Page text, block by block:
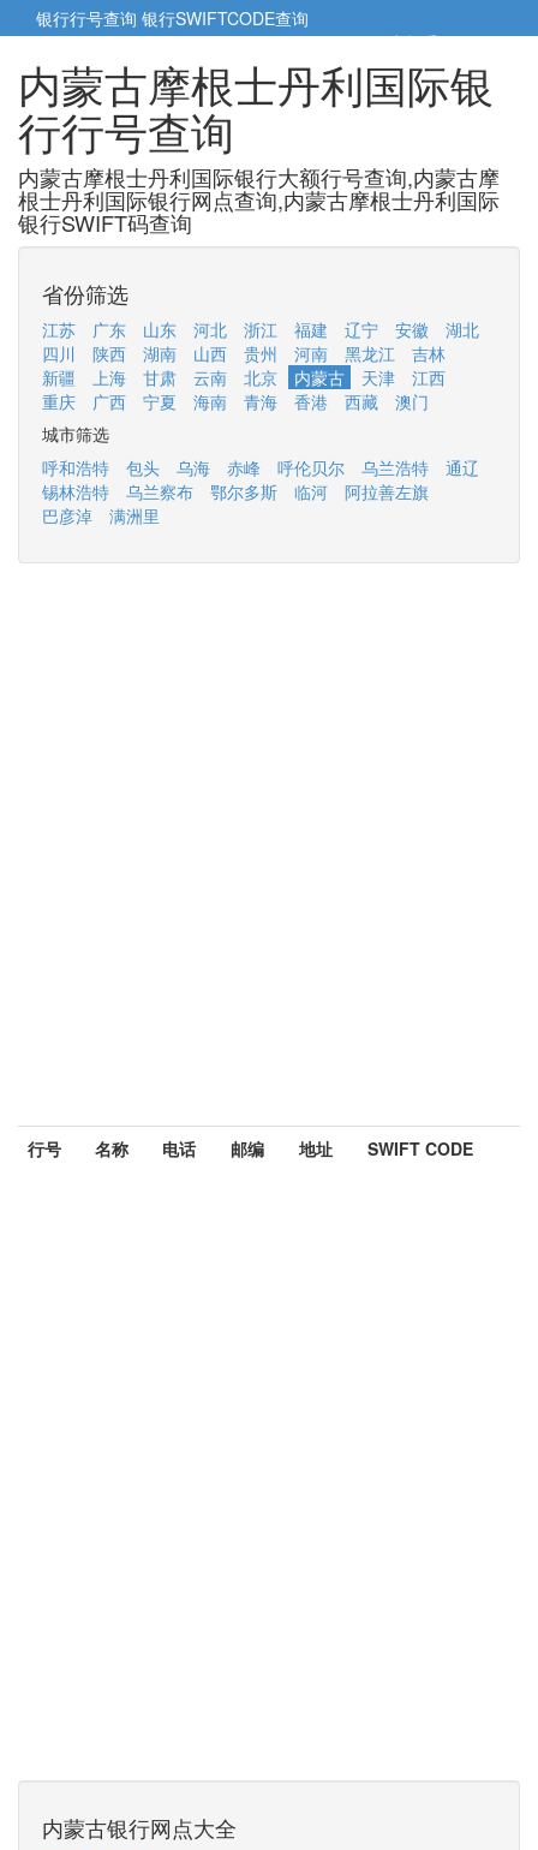
银行行号查询 银行SWIFTCODE查询
5cm小帮手5cm.cn
内蒙古摩根士丹利国际银
行行号查询
内蒙古摩根士丹利国际银行大额行号查询,内蒙古摩
根士丹利国际银行网点查询,内蒙古摩根士丹利国际
银行SWIFT码查询
省份筛选
江苏 广东 山东 河北 浙江 福建 辽宁 安徽
湖北
四川
陕西 湖南 山西 贵州 河南 黑龙江
吉林
新疆
上海 甘肃 云南 北京 内蒙古 天津
江西
重庆
广西 宁夏 海南 青海 香港 西藏
澳门
城市筛选
呼和浩特
包头 乌海 赤峰 呼伦贝尔 乌兰浩特
通辽
锡林浩特
乌兰察布 鄂尔多斯 临河
阿拉善左旗
巴彦淖
满洲里
行号 名称 电话 邮编 地址 SWIFT CODE
内蒙古银行网点大全